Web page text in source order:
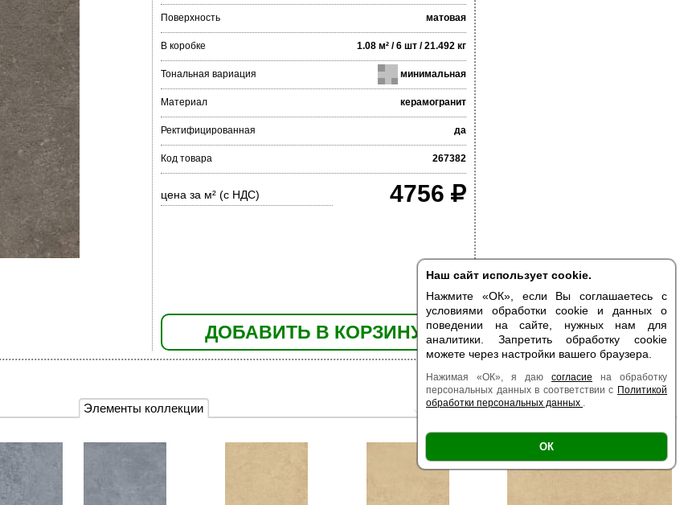
Наш сайт использует cookie.
Нажмите «ОК», если Вы соглашаетесь с
условиями обработки cookie и данных о
поведении на сайте, нужных нам для
аналитики. Запретить обработку cookie
можете через настройки вашего браузера.
Нажимая «ОК», я даю согласие на обработку
персональных данных в соответствии с Политикой
обработки персональных данных .
ОК
Поверхность матовая
В коробке 1.08 м² / 6 шт / 21.492 кг
Тональная вариация минимальная
Материал керамогранит
Ректифицированная да
Код товара 267382
цена за м² (с НДС) 4756
ДОБАВИТЬ В КОРЗИНУ
Элементы коллекции Есть образец | Поверхность |